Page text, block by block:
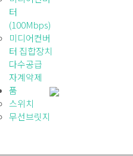
터
(100Mbps)
미디어컨버
터 집합장치
다수공급
자계약제
품
스위치
무선브릿지